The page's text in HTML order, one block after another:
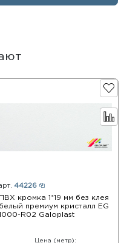
44226
ПВХ кромка 1*19 мм без клея
белый премиум кристалл EG
R02 Galoplast
Цена (метр):